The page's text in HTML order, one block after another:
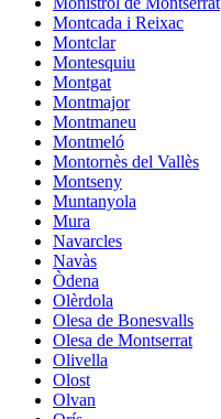
Montcada i Reixac
Montclar
Montesquiu
Montgat
Montmajor
Montmaneu
Montmeló
Montornès del Vallès
Montseny
Muntanyola
Mura
Navarcles
Navàs
Òdena
Olèrdola
Olesa de Bonesvalls
Olesa de Montserrat
Olivella
Olost
Olvan